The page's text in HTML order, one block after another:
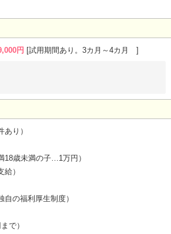
円 試用期間あり。3カ月～4カ月
り）
歳未満の子…1万円）
）
の福利厚生制度）
で）